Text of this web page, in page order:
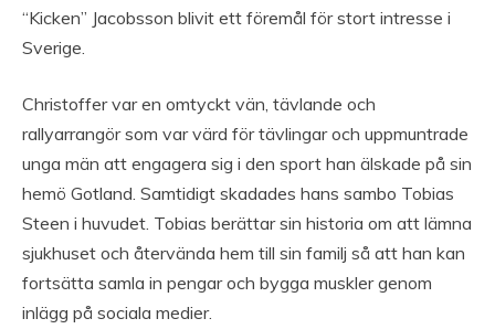
“Kicken” Jacobsson blivit ett föremål för stort intresse i
Sverige.
Christoffer var en omtyckt vän, tävlande och
rallyarrangör som var värd för tävlingar och uppmuntrade
unga män att engagera sig i den sport han älskade på sin
hemö Gotland. Samtidigt skadades hans sambo Tobias
Steen i huvudet. Tobias berättar sin historia om att lämna
sjukhuset och återvända hem till sin familj så att han kan
fortsätta samla in pengar och bygga muskler genom
inlägg på sociala medier.